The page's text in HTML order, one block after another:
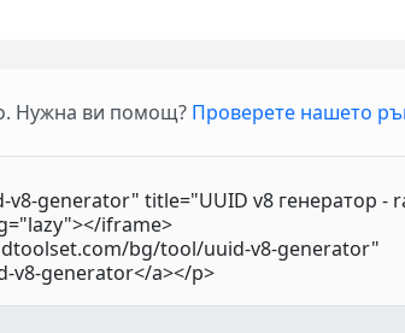
Нужна ви помощ? Проверете нашето